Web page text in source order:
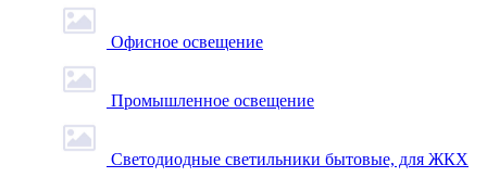
Офисное освещение
Промышленное освещение
Светодиодные светильники бытовые, для ЖКХ